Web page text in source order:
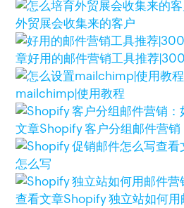
外贸展会收集来的客户
章好用的邮件营销工具推荐
mailchimp|使用教程
文章Shopify 客户分组邮件营销
查看
怎么写
查看文章Shopify 独立站如何